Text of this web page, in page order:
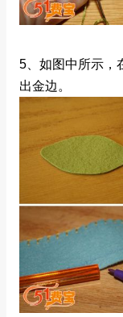
5、如图中所示，
出金边。